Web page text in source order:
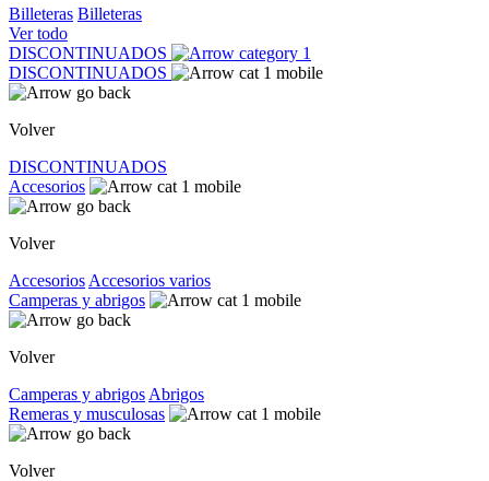
Billeteras Billeteras
Ver todo
DISCONTINUADOS
DISCONTINUADOS
Volver
DISCONTINUADOS
Accesorios
Volver
Accesorios Accesorios varios
Camperas y abrigos
Volver
Camperas y abrigos Abrigos
Remeras y musculosas
Volver